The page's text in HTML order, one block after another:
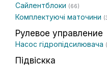
Сайлентблоки (66)
Комплектуючі маточини
Рулевое управление
Насос гідропідсилювача
Підвіскка